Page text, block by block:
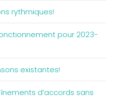
rythmiques!
pour 2023-
existantes!
d’accords sans